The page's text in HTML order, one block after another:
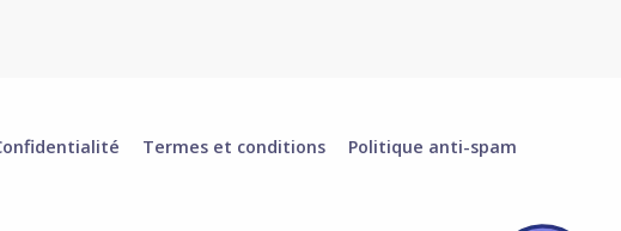
Termes et conditions Politique anti-spam